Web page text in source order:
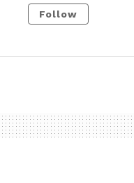
Follow